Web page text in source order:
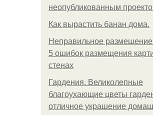
неопубликованным
Как вырастить банан дома.
Неправильное размещение
5 ошибок размещения
стенах
Гардения. Великолепные
благоухающие цветы
отличное украшение